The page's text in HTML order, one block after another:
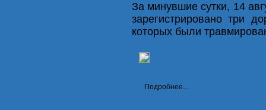
За минувшие сутки, 14
зарегистрировано три
которых были
Подробнее...